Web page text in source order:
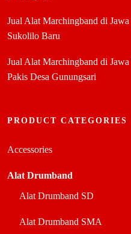
Jual Alat Marchingband di
Sukolilo Baru
Jual Alat Marchingband di
Pakis Desa Gunungsari
PRODUCT CATEGORIES
Accessories
Alat Drumband
Alat Drumband SD
Alat Drumband SMA